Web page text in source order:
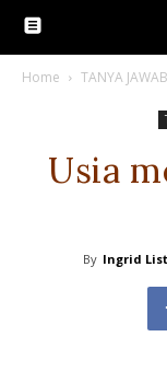
Home TANYA JAWAB
Usia
By Ingrid